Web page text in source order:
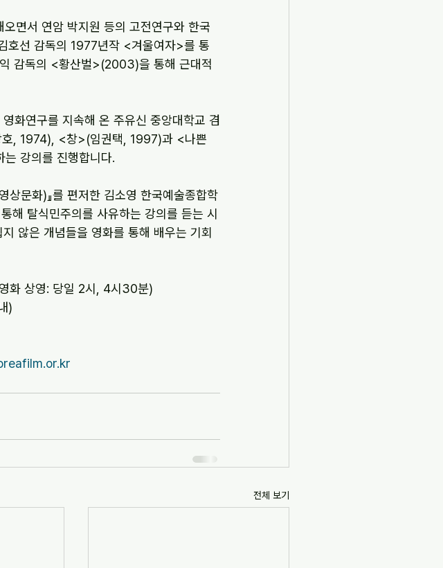
오면서 연암 박지원 등의 고전연구와 한국
호선 감독의 1977년작 <겨울여자>를 통
감독의 <황산벌>(2003)을 통해 근대적
화연구를 지속해 온 주유신 중앙대학교 겸
, 1974), <창>(임권택, 1997)과 <나쁜
강의를 진행합니다.
상문화)』를 편저한 김소영 한국예술종합학
해 탈식민주의를 사유하는 강의를 듣는 시
지 않은 개념들을 영화를 통해 배우는 기회
화 상영: 당일 2시, 4시30분)
)
전체 보기